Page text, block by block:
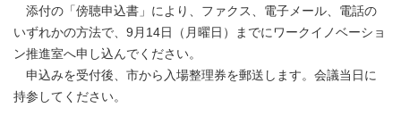
添付の「傍聴申込書」により、ファクス、電子メール、電話の
いずれかの方法で、9月14日（月曜日）までにワークイノベーショ
ン推進室へ申し込んでください。
申込みを受付後、市から入場整理券を郵送します。会議当日に
持参してください。